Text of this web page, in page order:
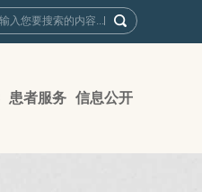
患者服务 信息公开